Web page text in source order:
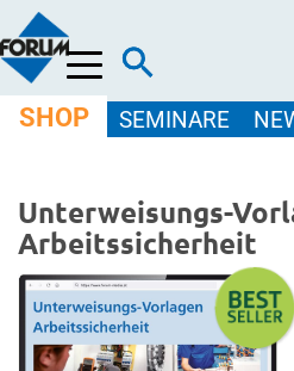
Menü
SHOP SEMINARE
Unterweisungs-
Arbeitssicherheit